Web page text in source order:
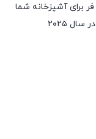
برای آشپزخانه شما
۲۰۲۵